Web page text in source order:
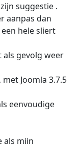
suggestie .
aanpas dan
hele sliert
als gevolg weer
Joomla 3.7.5
eenvoudige
als mijn